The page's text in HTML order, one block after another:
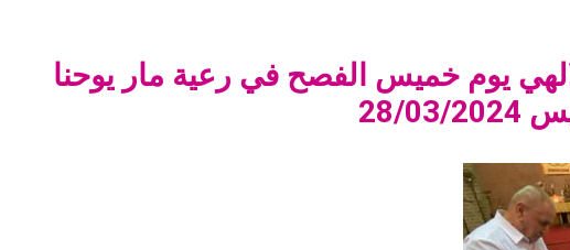
لهي يوم خميس لفصح في ر عية مار يوحنا
س 28/03/2024